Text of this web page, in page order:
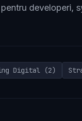
developeri,
Digital (2)